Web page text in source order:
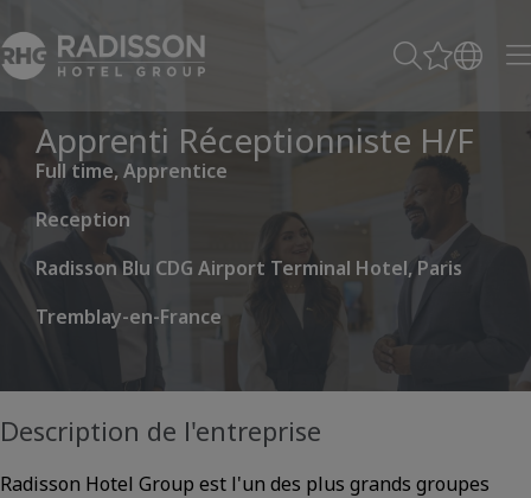
Apprenti Réceptionniste H/F
Full time, Apprentice
Reception
Radisson Blu CDG Airport Terminal Hotel, Paris
Tremblay-en-France
Description de l'entreprise
Radisson Hotel Group est l'un des plus grands groupes